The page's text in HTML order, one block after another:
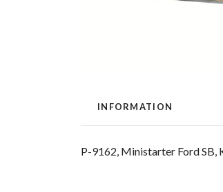
INFORMATION
P-9162, Ministarter Ford